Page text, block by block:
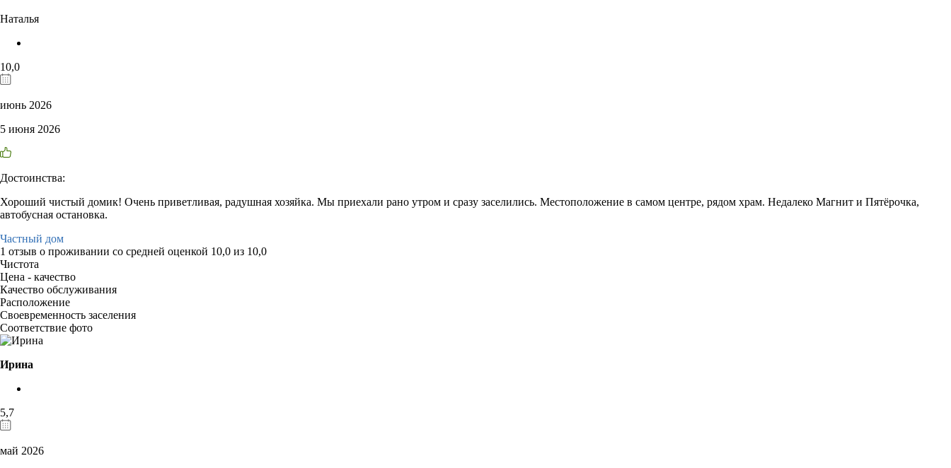
Наталья
10,0
июнь 2026
5 июня 2026
Достоинства:
Хороший чистый домик! Очень приветливая, радушная хозяйка. Мы приехали рано утром и сразу заселились. Местоположение в самом центре, рядом храм. Недалеко Магнит и Пятёрочка,
автобусная остановка.
Частный дом
1 отзыв о проживании со средней оценкой 10,0 из 10,0
Чистота
Цена - качество
Качество обслуживания
Расположение
Своевременность заселения
Соответствие фото
Ирина
5,7
май 2026